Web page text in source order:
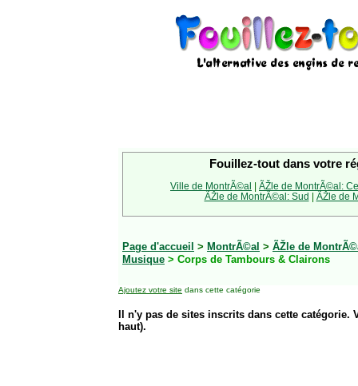
Fouillez-tout dans votre
Ville de MontrÃ©al | ÃŽle de MontrÃ©al:
ÃŽle de MontrÃ©al: Sud | ÃŽle de
Page d'accueil > MontrÃ©al > ÃŽle de
Musique > Corps de Tambours & Clairons
Ajoutez votre site dans cette catégorie
Il n'y pas de sites inscrits dans cette
haut).